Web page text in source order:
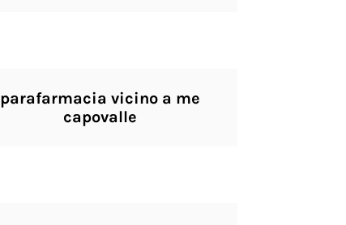
parafarmacia vicino a me
capovalle